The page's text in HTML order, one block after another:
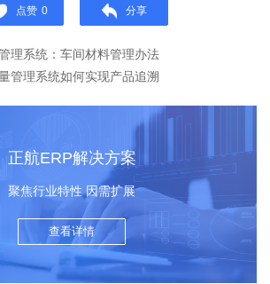
点赞 0 分享
理系统：车间材料管理办法
管理系统如何实现产品追溯
正航ERP解决方案
聚焦行业特性 因需扩展
查看详情